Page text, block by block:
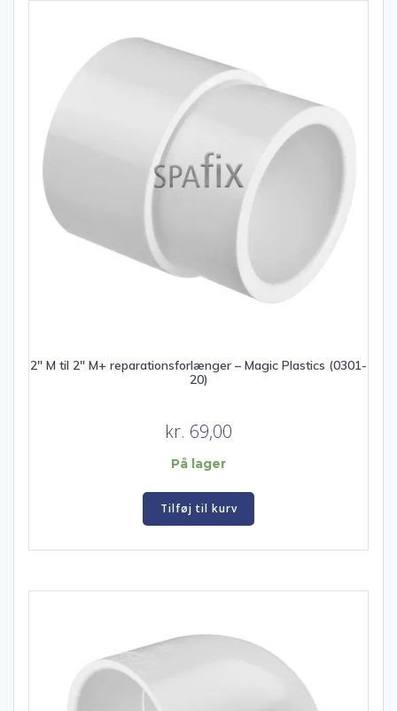
2″ M til 2″ M+ reparationsforlænger – Magic Plastics (0301-
20)
kr. 69,00
På lager
Tilføj til kurv